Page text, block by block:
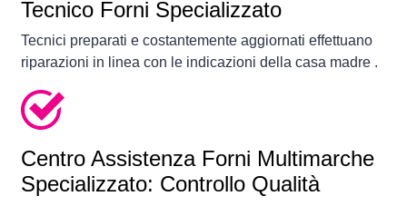
Tecnico Forni Specializzato
Tecnici preparati e costantemente aggiornati effettuano
riparazioni in linea con le indicazioni della casa madre .
Centro Assistenza Forni Multimarche
Specializzato: Controllo Qualità